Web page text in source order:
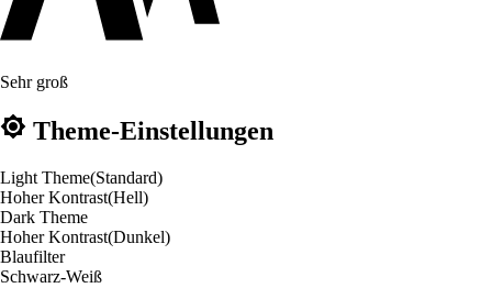
Sehr groß
Theme-Einstellungen
Light Theme(Standard)
Hoher Kontrast(Hell)
Dark Theme
Hoher Kontrast(Dunkel)
Blaufilter
Schwarz-Weiß